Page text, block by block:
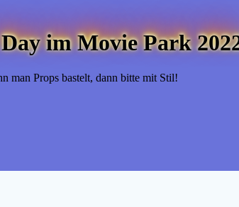
im Movie Park
man Props bastelt, dann bitte mit Stil!